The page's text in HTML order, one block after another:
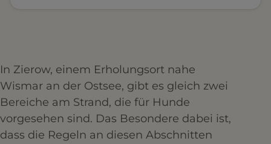
In Zierow, einem Erholungsort nahe
Wismar an der Ostsee, gibt es gleich zwei
Bereiche am Strand, die für Hunde
vorgesehen sind. Das Besondere dabei ist,
dass die Regeln an diesen Abschnitten